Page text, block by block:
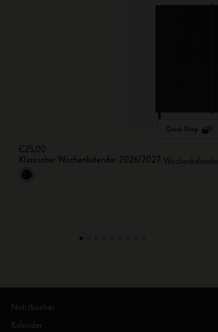
Quick Shop
€25,00
Klassischer Wochenkalender 2026/2027
Notizbücher
Kalender